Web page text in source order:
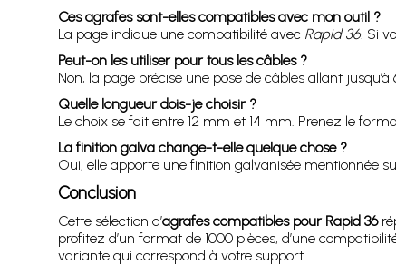
Ces agrafes sont-elles compatibles avec mon outil ?
La page indique une compatibilité avec Rapid 36. Si
Peut-on les utiliser pour tous les câbles ?
Non, la page précise une pose de câbles allant
Quelle longueur dois-je choisir ?
Le choix se fait entre 12 mm et 14 mm. Prenez le
La finition galva change-t-elle quelque chose ?
Oui, elle apporte une finition galvanisée mentionnée
Conclusion
Cette sélection d’agrafes compatibles pour Rapid 36
profitez d’un format de 1000 pièces, d’une
variante qui correspond à votre support.